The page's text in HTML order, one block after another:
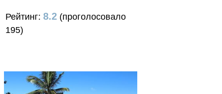
Рейтинг: 8.2 (проголосовало
195)